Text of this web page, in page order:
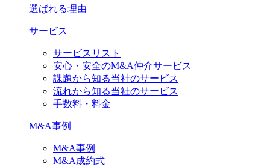
選ばれる理由
サービス
サービスリスト
安心・安全のM&A仲介サービス
課題から知る当社のサービス
流れから知る当社のサービス
手数料・料金
M&A事例
M&A事例
M&A成約式